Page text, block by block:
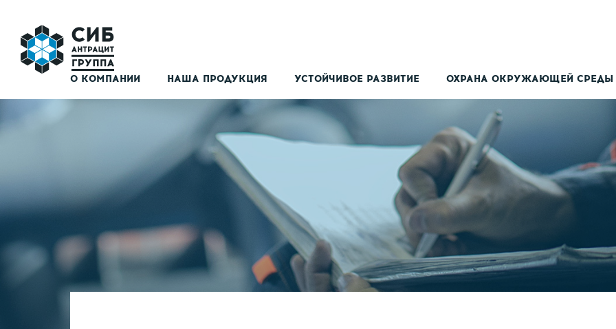
О КОМПАНИИ НАША ПРОДУКЦИЯ УСТОЙЧИВОЕ РАЗВИТИЕ ОХРАНА ОКРУЖАЮЩЕЙ СРЕДЫ